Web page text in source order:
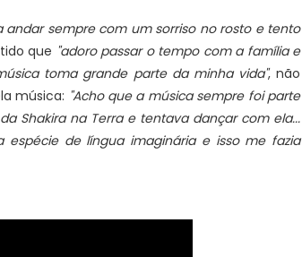
sempre com um sorriso no rosto e tento
que "adoro passar o tempo com a família e
toma grande parte da minha vida", não
música: "Acho que a música sempre foi parte
Shakira na Terra e tentava dançar com ela...
de língua imaginária e isso me fazia